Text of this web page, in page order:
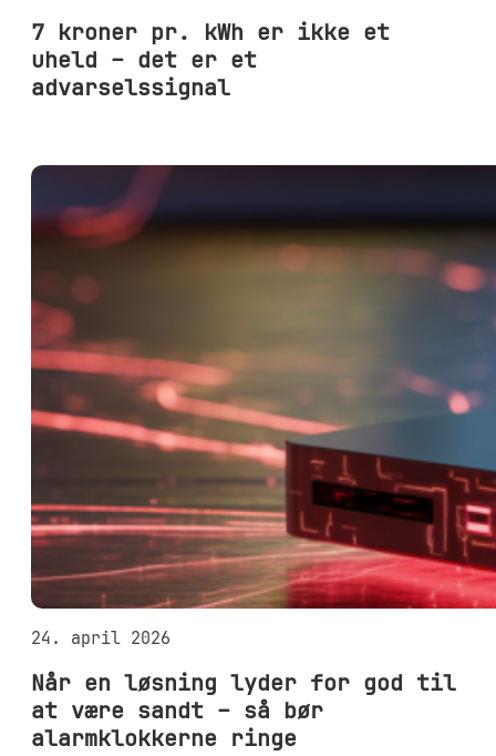
7 kroner pr. kWh er ikke et
uheld – det er et
advarselssignal
24. april 2026
Når en løsning lyder for god til
at være sandt – så bør
alarmklokkerne ringe